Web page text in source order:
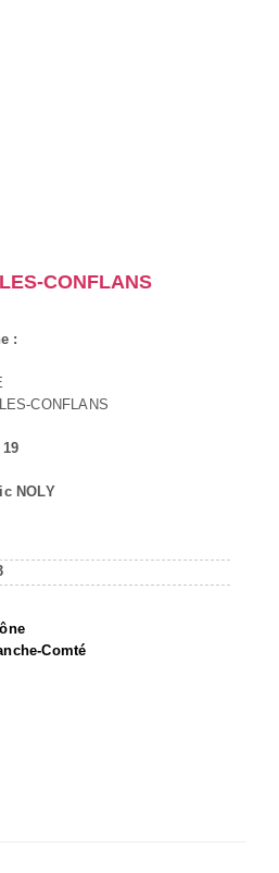
CONFLANS
:
CONFLANS
NOLY
Comté